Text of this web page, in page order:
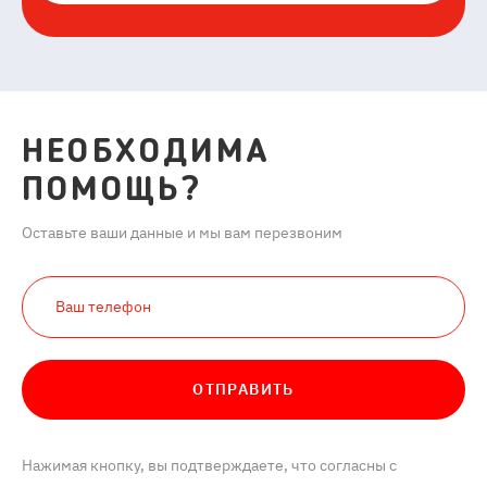
НЕОБХОДИМА
ПОМОЩЬ?
Оставьте ваши данные и мы вам перезвоним
ОТПРАВИТЬ
Нажимая кнопку, вы подтверждаете, что согласны с